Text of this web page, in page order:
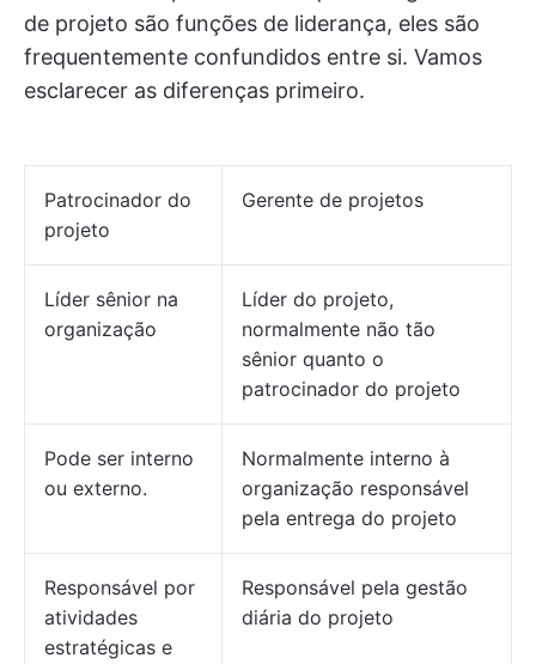
de projeto são funções de liderança, eles são
frequentemente confundidos entre si. Vamos
esclarecer as diferenças primeiro.
Patrocinador do
projeto
Gerente de projetos
Líder sênior na
organização
Líder do projeto,
normalmente não tão
sênior quanto o
patrocinador do projeto
Pode ser interno
ou externo.
Normalmente interno à
organização responsável
pela entrega do projeto
Responsável por
atividades
estratégicas e
Responsável pela gestão
diária do projeto